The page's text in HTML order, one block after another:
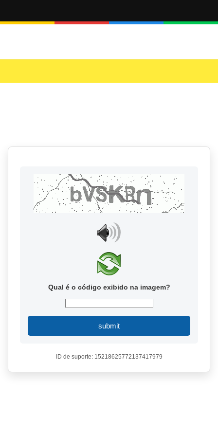
Qual é o código exibido na imagem?
submit
ID de suporte: 15218625772137417979